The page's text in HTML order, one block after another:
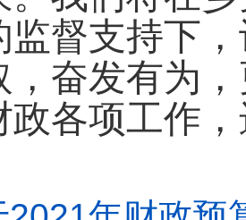
监督支持下
，奋发有为
各项工作，